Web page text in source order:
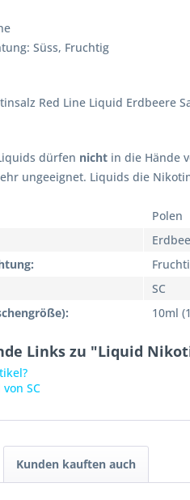
Süss, Fruchtig
Red Line Liquid Erdbeere
dürfen nicht in die Hände
ungeeignet. Liquids die
Polen
SC
10ml
Links zu "Liquid
SC
Kunden kauften auch